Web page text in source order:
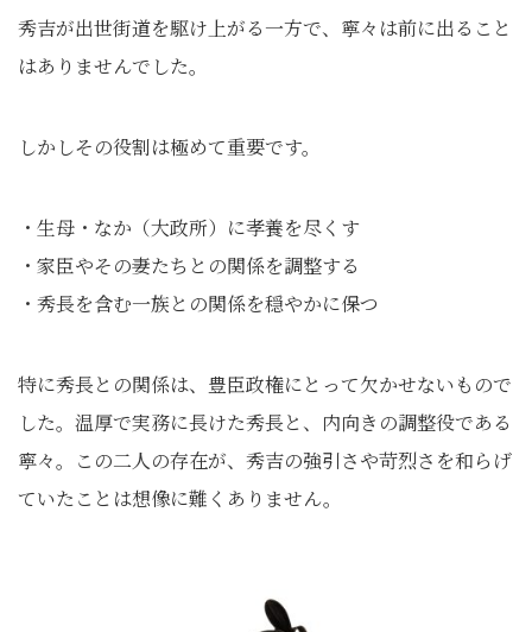
秀吉が出世街道を駆け上がる一方で、寧々は前に出ること
はありませんでした。
しかしその役割は極めて重要です。
・生母・なか（大政所）に孝養を尽くす
・家臣やその妻たちとの関係を調整する
・秀長を含む一族との関係を穏やかに保つ
特に秀長との関係は、豊臣政権にとって欠かせないもので
した。温厚で実務に長けた秀長と、内向きの調整役である
寧々。この二人の存在が、秀吉の強引さや苛烈さを和らげ
ていたことは想像に難くありません。